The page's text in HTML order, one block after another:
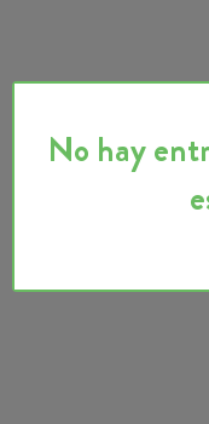
No hay